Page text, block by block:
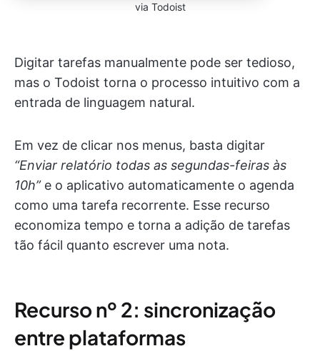
via Todoist
Digitar tarefas manualmente pode ser tedioso,
mas o Todoist torna o processo intuitivo com a
entrada de linguagem natural.
Em vez de clicar nos menus, basta digitar
“Enviar relatório todas as segundas-feiras às
10h”e o aplicativo automaticamente o agenda
como uma tarefa recorrente. Esse recurso
economiza tempo e torna a adição de tarefas
tão fácil quanto escrever uma nota.
Recurso nº 2: sincronização
entre plataformas